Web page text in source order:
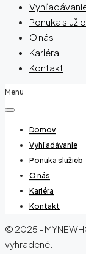
Ponuka
O nás
Kariéra
Kontakt
Menu
Domov
Vyhľadávanie
Ponuka služieb
O nás
Kariéra
Kontakt
© 2025 -
vyhradené.